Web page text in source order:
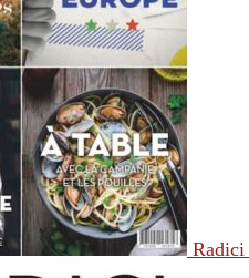
Radici